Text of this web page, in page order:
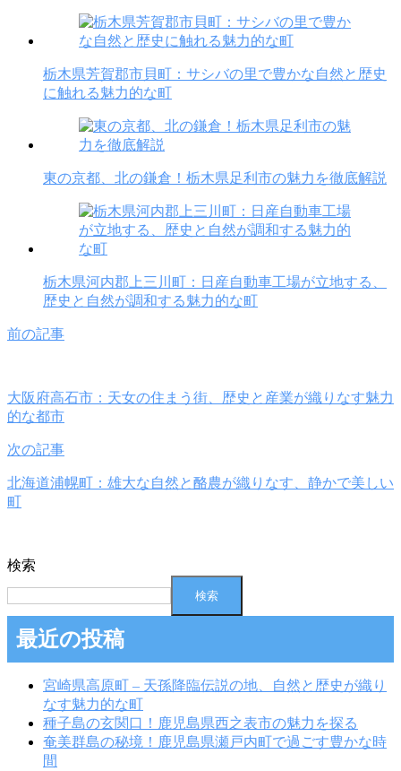
栃木県芳賀郡市貝町：サシバの里で豊かな自然と歴史
に触れる魅力的な町
東の京都、北の鎌倉！栃木県足利市の魅力を徹底解説
栃木県河内郡上三川町：日産自動車工場が立地する、
歴史と自然が調和する魅力的な町
前の記事
大阪府高石市：天女の住まう街、歴史と産業が織りなす魅力
的な都市
次の記事
北海道浦幌町：雄大な自然と酪農が織りなす、静かで美しい
町
検索
検索
最近の投稿
宮崎県高原町 – 天孫降臨伝説の地、自然と歴史が織り
なす魅力的な町
種子島の玄関口！鹿児島県西之表市の魅力を探る
奄美群島の秘境！鹿児島県瀬戸内町で過ごす豊かな時
間